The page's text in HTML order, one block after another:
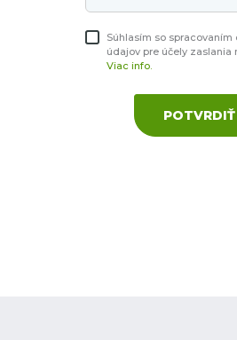
Súhlasím so spracovaním
údajov pre účely zaslania
Viac info.
POTVRDIŤ